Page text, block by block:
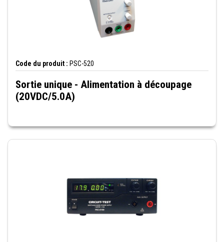
Code du produit : PSC-520
Sortie unique - Alimentation à découpage
(20VDC/5.0A)